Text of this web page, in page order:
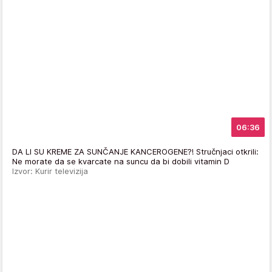
06:36
DA LI SU KREME ZA SUNČANJE KANCEROGENE?! Stručnjaci otkrili:
Ne morate da se kvarcate na suncu da bi dobili vitamin D
Izvor: Kurir televizija